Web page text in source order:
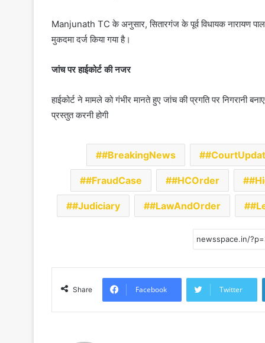
Manjunath TC के अनुसार, सितारगंज के पूर्व विधायक नारायण
मुकदमा दर्ज किया गया है।
जांच पर हाईकोर्ट की नजर
हाईकोर्ट ने मामले को गंभीर मानते हुए जांच की प्रगति पर निगरानी
प्रस्तुत करनी होगी
#BreakingNews
#FraudCase #HCOrder
#Judiciary #LawAndOrder
Share Facebook Twitter